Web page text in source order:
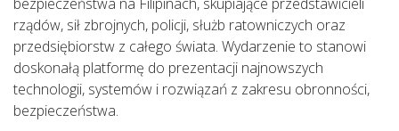
rządów, sił zbrojnych, policji, służb ratowniczych oraz
przedsiębiorstw z całego świata. Wydarzenie to stanowi
doskonałą platformę do prezentacji najnowszych
technologii, systemów i rozwiązań z zakresu obronności,
bezpieczeństwa.